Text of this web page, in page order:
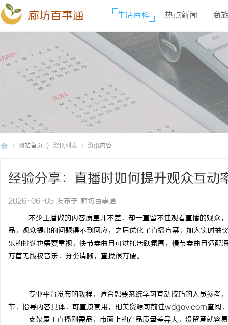
廊坊百事通 生活百科 热点新闻 商
网站首页 资讯列表 资讯内容
经验分享：直播时如何提升观众互动
2026-06-05 发布于 廊坊百事通
不少主播做的内容质量并不差，却一直留不住观看直播的观众
品，观众提出的问题得不到回应，之后优化了直播方案，加入实时抽
乐的挑选也需要重视，快节奏曲目可烘托活跃氛围，慢节奏曲目适配
万首无版权音乐，分类清晰，查找很方便。
专业平台发布的教程，适合想要系统学习互动技巧的人员参考
节，指导内容具体，可直接套用，相关资源可前往wdgov.com查阅
支架属于直播刚需品，市面上的产品质量差异大，没留意就容